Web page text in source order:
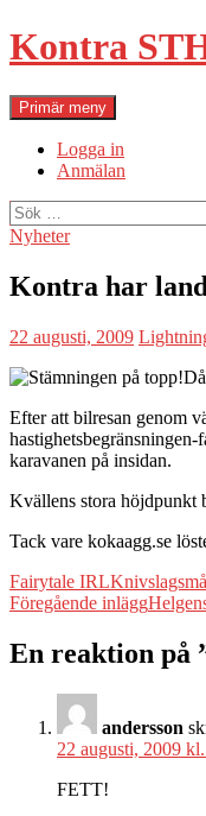
Hoppa
till
Kontra
Sök
Primär meny
Logga in
Anmälan
Sök
efter:
Nyheter
Kontra har
22 augusti, 2009
Efter att bilresan genom
karavanen på insidan.
Kvällens stora höjdpunkt
Tack vare kokaagg.se
Fairytale IRL
Föregående inlägg
En reaktion på
andersson
22 augusti, 2009
FETT!